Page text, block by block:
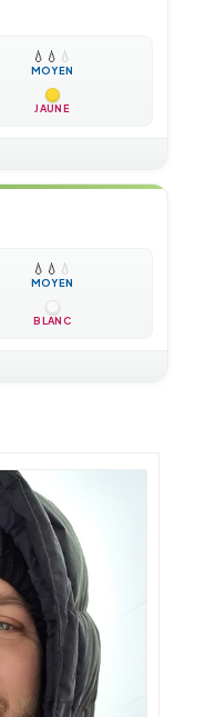
💧 💧 💧
MOYEN
JAUNE
💧 💧 💧
MOYEN
BLANC